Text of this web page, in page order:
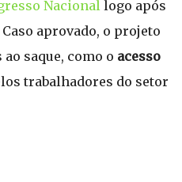
Nacional logo após
aprovado, o projeto
saque, como o acesso
trabalhadores do setor